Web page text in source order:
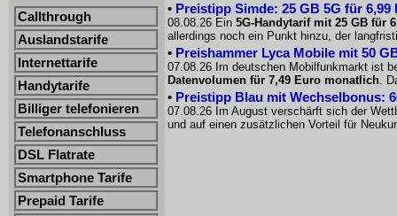
Callthrough
Auslandstarife
Internettarife
Handytarife
Billiger telefonieren
Telefonanschluss
DSL Flatrate
Smartphone Tarife
Prepaid Tarife
• Preistipp Simde: 25 GB 5G für
08.08.26 Ein 5G-Handytarif mit 25 GB für
allerdings noch ein Punkt hinzu, der
• Preishammer Lyca Mobile mit 50
07.08.26 Im deutschen Mobilfunkmarkt ist
Datenvolumen für 7,49 Euro monatlich.
• Preistipp Blau mit Wechselbonus:
07.08.26 Im August verschärft sich der
und auf einen zusätzlichen Vorteil für